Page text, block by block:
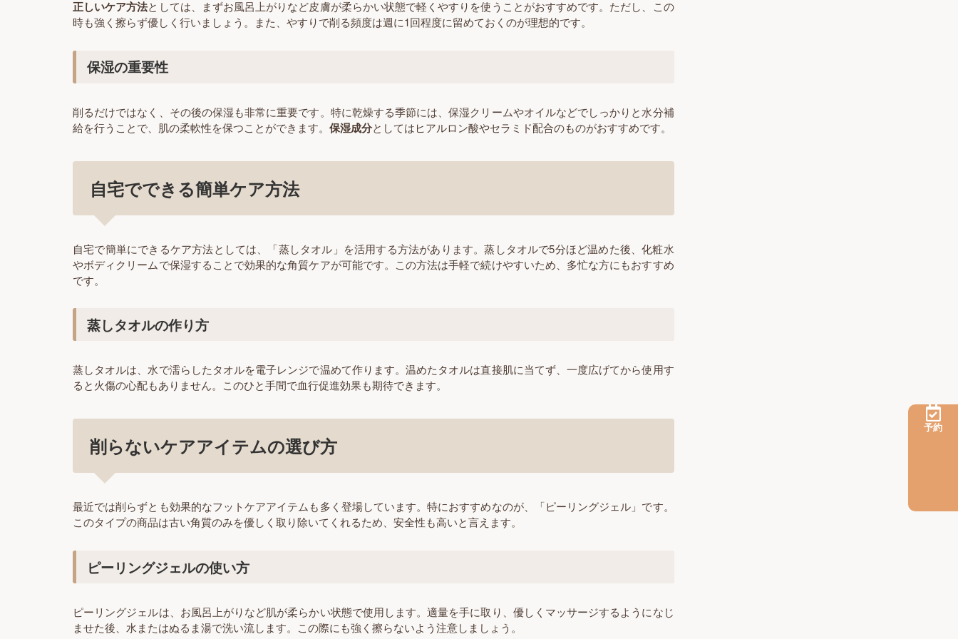
正しいケア方法としては、まずお風呂上がりなど皮膚が柔らかい状態で軽くやすりを使うことがおすすめです。ただし、この
時も強く擦らず優しく行いましょう。また、やすりで削る頻度は週に1回程度に留めておくのが理想的です。
保湿の重要性
削るだけではなく、その後の保湿も非常に重要です。特に乾燥する季節には、保湿クリームやオイルなどでしっかりと水分補
給を行うことで、肌の柔軟性を保つことができます。 保湿成分としてはヒアルロン酸やセラミド配合のものがおすすめです。
自宅でできる簡単ケア方法
自宅で簡単にできるケア方法としては、「蒸しタオル」を活用する方法があります。蒸しタオルで5分ほど温めた後、化粧水
やボディクリームで保湿することで効果的な角質ケアが可能です。この方法は手軽で続けやすいため、多忙な方にもおすすめ
です。
蒸しタオルの作り方
蒸しタオルは、水で濡らしたタオルを電子レンジで温めて作ります。温めたタオルは直接肌に当てず、一度広げてから使用す
ると火傷の心配もありません。このひと手間で血行促進効果も期待できます。
削らないケアアイテムの選び方
最近では削らずとも効果的なフットケアアイテムも多く登場しています。特におすすめなのが、「ピーリングジェル」です。
このタイプの商品は古い角質のみを優しく取り除いてくれるため、安全性も高いと言えます。
ピーリングジェルの使い方
ピーリングジェルは、お風呂上がりなど肌が柔らかい状態で使用します。適量を手に取り、優しくマッサージするようになじ
ませた後、水またはぬるま湯で洗い流します。この際にも強く擦らないよう注意しましょう。
予約